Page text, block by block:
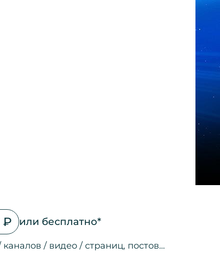
₽ или бесплатно*
каналов / видео / страниц, постов…